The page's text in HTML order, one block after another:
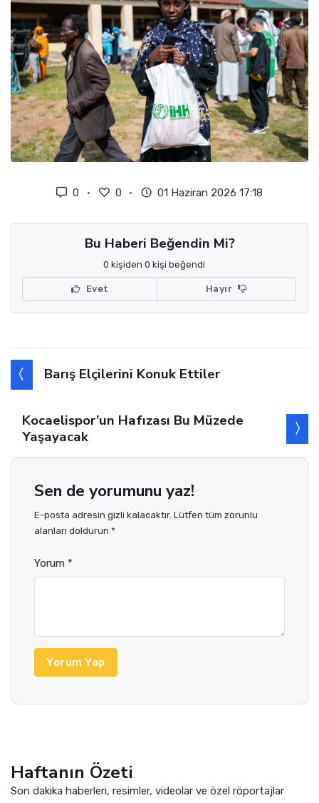
0 0 01 Haziran 2026 17:18
Bu Haberi Beğendin Mi?
0 kişiden 0 kişi beğendi
Evet Hayır
Barış Elçilerini Konuk Ettiler
Kocaelispor’un Hafızası Bu Müzede
Yaşayacak
Sen de yorumunu yaz!
E-posta adresin gizli kalacaktır. Lütfen tüm zorunlu
alanları doldurun *
Yorum *
Yorum Yap
Haftanın Özeti
Son dakika haberleri, resimler, videolar ve özel röportajlar